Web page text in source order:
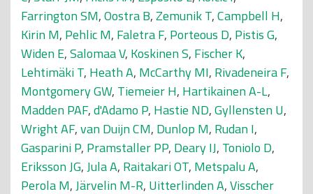
Farrington SM,Oostra B,Zemunik T,Campbell H,
Kirin M, Pehlic M, Faletra F, Porteous D, Pistis G,
Widen E,Salomaa V, Koskinen S, Fischer K,
Lehtimäki T, Heath A, McCarthy MI, Rivadeneira F,
Montgomery GW, Tiemeier H, Hartikainen A-L,
Madden PAF,d'Adamo P, Hastie ND,Gyllensten U,
Wright AF,van Duijn CM, Dunlop M, Rudan I,
Gasparini P, Pramstaller PP, Deary IJ, Toniolo D,
Eriksson JG,Jula A, Raitakari OT, Metspalu A,
Perola M,Järvelin M-R, Uitterlinden A,Visscher